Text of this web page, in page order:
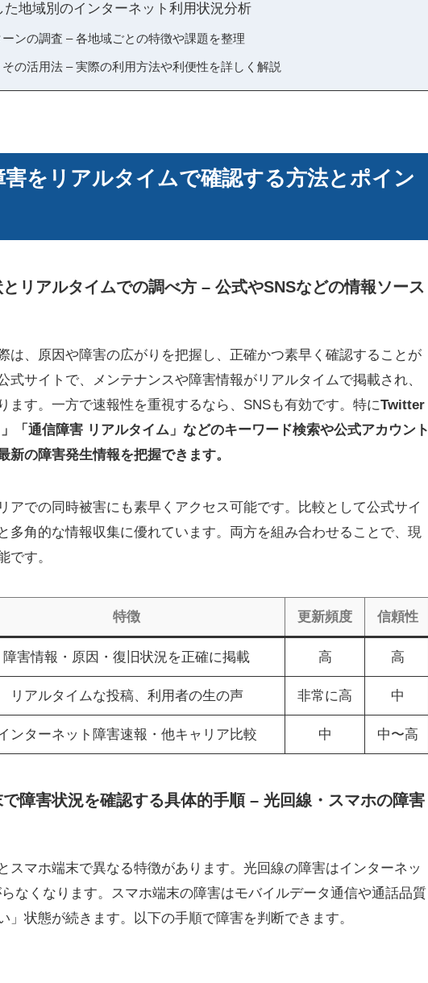
地域別のインターネット利用状況分析
ンの調査 – 各地域ごとの特徴や課題を整理
の活用法 – 実際の利用方法や利便性を詳しく解説
をリアルタイムで確認する方法とポイン
リアルタイムでの調べ方 – 公式やSNSなどの情報ソース
は、原因や障害の広がりを把握し、正確かつ素早く確認することが
サイトで、メンテナンスや障害情報がリアルタイムで掲載され、
ます。一方で速報性を重視するなら、SNSも有効です。特にTwitter
「通信障害 リアルタイム」などのキーワード検索や公式アカウント
の障害発生情報を把握できます。
アでの同時被害にも素早くアクセス可能です。比較として公式サイ
多角的な情報収集に優れています。両方を組み合わせることで、現
です。
特徴 更新頻度 信頼性
障害情報・原因・復旧状況を正確に掲載 高 高
リアルタイムな投稿、利用者の生の声 非常に高 中
ンターネット障害速報・他キャリア比較 中 中〜高
障害状況を確認する具体的手順 – 光回線・スマホの障害
スマホ端末で異なる特徴があります。光回線の障害はインターネッ
なくなります。スマホ端末の障害はモバイルデータ通信や通話品質
状態が続きます。以下の手順で障害を判断できます。